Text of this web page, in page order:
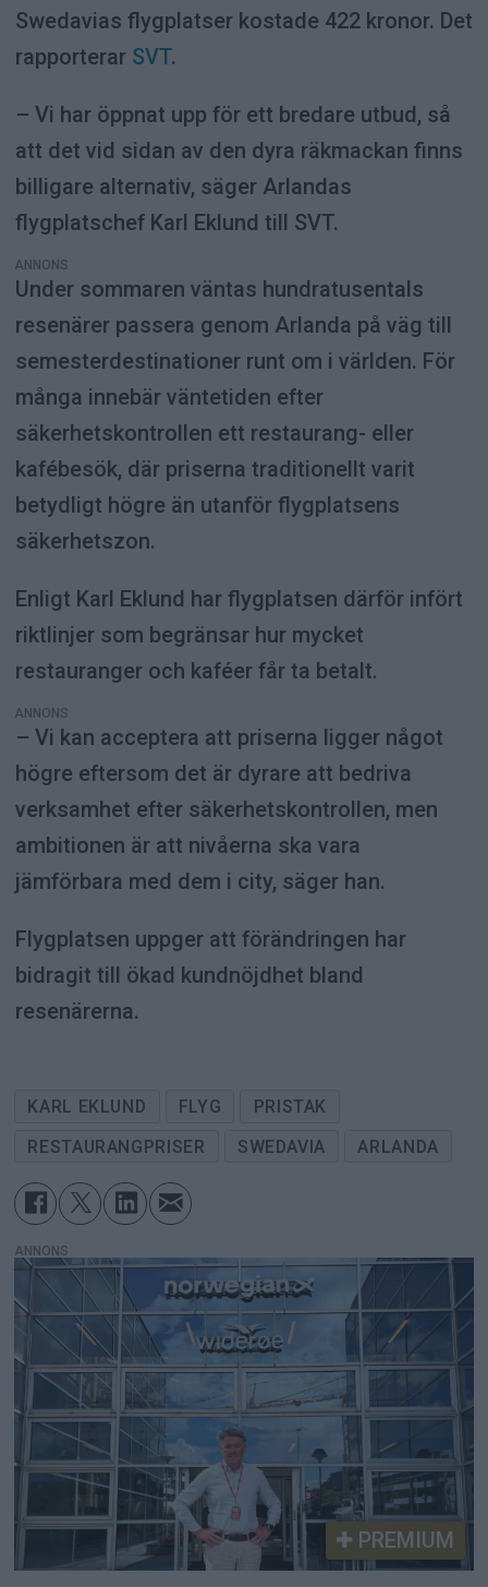
Swedavias flygplatser kostade 422 kronor. Det
rapporterar SVT.
– Vi har öppnat upp för ett bredare utbud, så
att det vid sidan av den dyra räkmackan finns
billigare alternativ, säger Arlandas
flygplatschef Karl Eklund till SVT.
ANNONS
Under sommaren väntas hundratusentals
resenärer passera genom Arlanda på väg till
semesterdestinationer runt om i världen. För
många innebär väntetiden efter
säkerhetskontrollen ett restaurang- eller
kafébesök, där priserna traditionellt varit
betydligt högre än utanför flygplatsens
säkerhetszon.
Enligt Karl Eklund har flygplatsen därför infört
riktlinjer som begränsar hur mycket
restauranger och kaféer får ta betalt.
ANNONS
– Vi kan acceptera att priserna ligger något
högre eftersom det är dyrare att bedriva
verksamhet efter säkerhetskontrollen, men
ambitionen är att nivåerna ska vara
jämförbara med dem i city, säger han.
Flygplatsen uppger att förändringen har
bidragit till ökad kundnöjdhet bland
resenärerna.
KARL EKLUND FLYG
PRISTAK
RESTAURANGPRISER
SWEDAVIA ARLANDA
ANNONS
PREMIUM